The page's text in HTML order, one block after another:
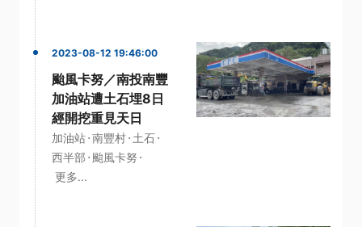
2023-08-12 19:46:00
颱風卡努／南投南豐
加油站遭土石埋8日
經開挖重見天日
加油站·南豐村· 土石·
西半部 · 颱風卡努 ·
更多...